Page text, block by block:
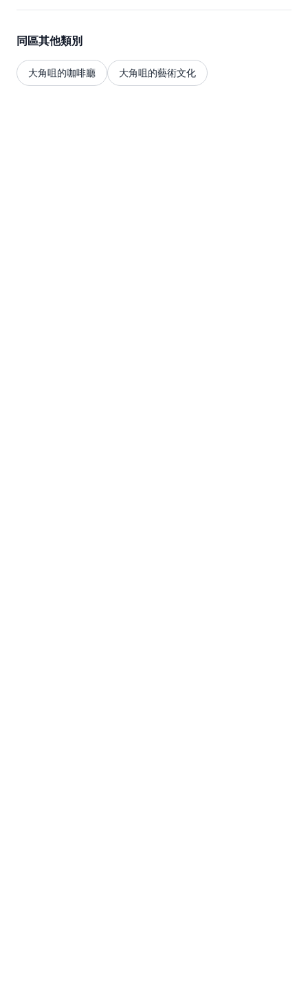
同區其他類別
大角咀的咖啡廳 大角咀的藝術文化